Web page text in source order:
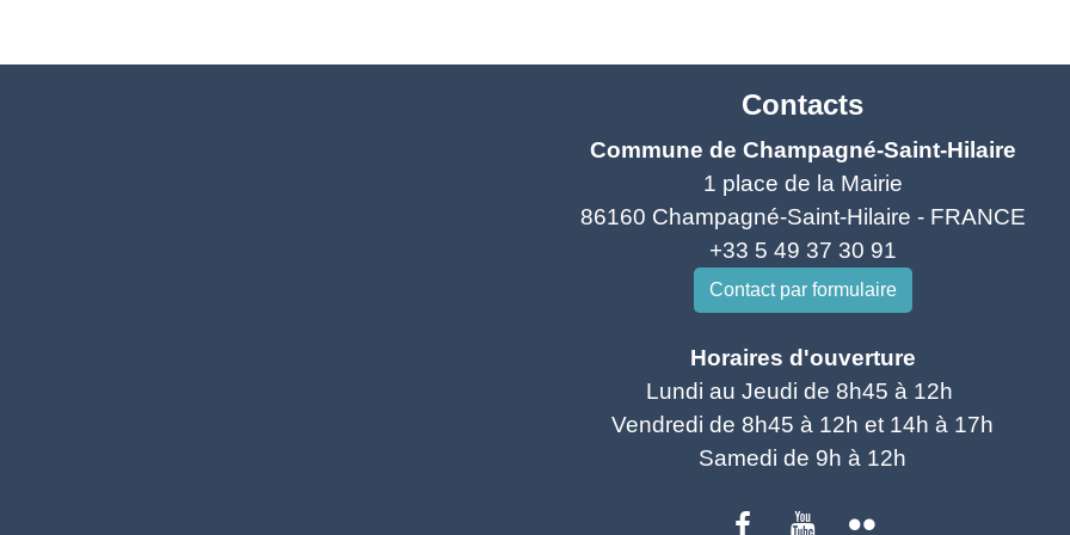
Contacts
Commune de Champagné-Saint-Hilaire
1 place de la Mairie
86160 Champagné-Saint-Hilaire - FRANCE
+33 5 49 37 30 91
Contact par formulaire
Horaires d'ouverture
Lundi au Jeudi de 8h45 à 12h
Vendredi de 8h45 à 12h et 14h à 17h
Samedi de 9h à 12h